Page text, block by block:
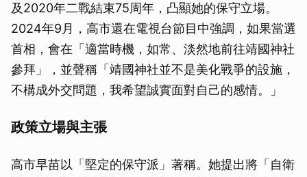
及2020年二戰結束75周年，凸顯她的保守立場。
2024年9月，高市還在電視台節目中強調，如果當選
首相，會在「適當時機，如常、淡然地前往靖國神社
參拜」，並聲稱「靖國神社並不是美化戰爭的設施，
不構成外交問題，我希望誠實面對自己的感情。」
政策立場與主張
高市早苗以「堅定的保守派」著稱。她提出將「自衛